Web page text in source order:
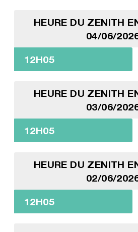
HEURE DU ZENITH
04/06/
12H05
HEURE DU ZENITH
03/06/
12H05
HEURE DU ZENITH
02/06/
12H05